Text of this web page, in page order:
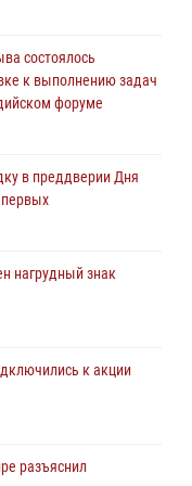
участие в акции
экипажи
личного
состоялось
к выполнению задач
форуме
в преддверии Дня
нагрудный знак
к акции
разъяснил